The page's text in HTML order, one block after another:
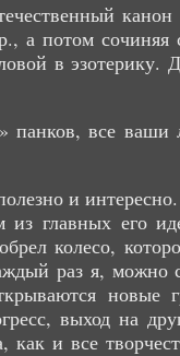
а потом сочиняя
в
панков, все
и
главных его
колесо,
раз я, можно
новые
выход на
и все